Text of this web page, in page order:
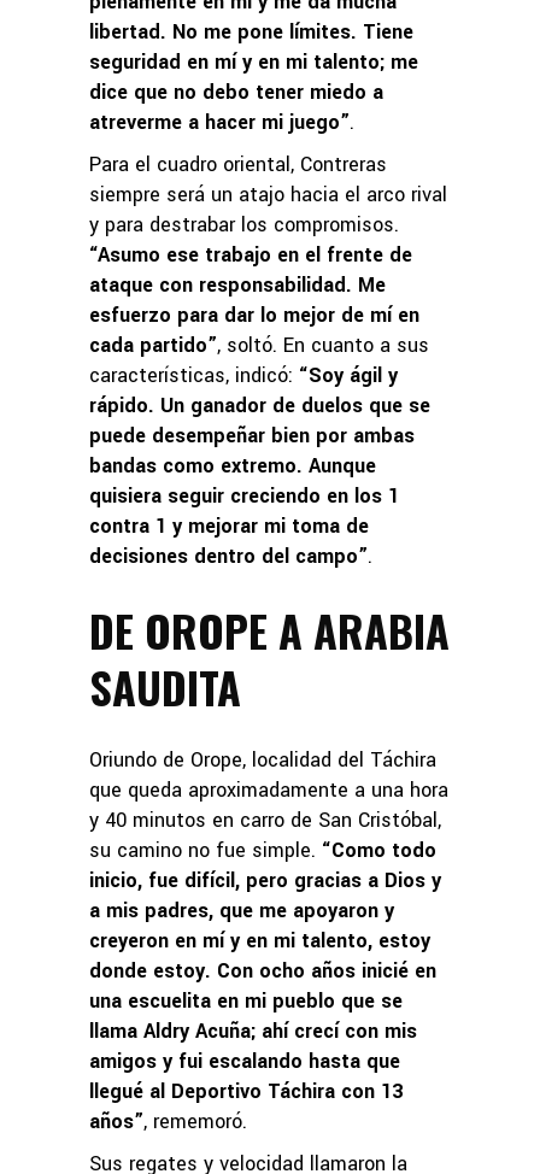
libertad. No me pone límites. Tiene
seguridad en mí y en mi talento; me
dice que no debo tener miedo a
atreverme a hacer mi juego”.
Para el cuadro oriental, Contreras
siempre será un atajo hacia el arco rival
y para destrabar los compromisos.
“Asumo ese trabajo en el frente de
ataque con responsabilidad. Me
esfuerzo para dar lo mejor de mí en
cada partido”, soltó. En cuanto a sus
características, indicó: “Soy ágil y
rápido. Un ganador de duelos que se
puede desempeñar bien por ambas
bandas como extremo. Aunque
quisiera seguir creciendo en los 1
contra 1 y mejorar mi toma de
decisiones dentro del campo”.
DE OROPE A ARABIA
SAUDITA
Oriundo de Orope, localidad del Táchira
que queda aproximadamente a una hora
y 40 minutos en carro de San Cristóbal,
su camino no fue simple. “Como todo
inicio, fue difícil, pero gracias a Dios y
a mis padres, que me apoyaron y
creyeron en mí y en mi talento, estoy
donde estoy. Con ocho años inicié en
una escuelita en mi pueblo que se
llama Aldry Acuña; ahí crecí con mis
amigos y fui escalando hasta que
llegué al Deportivo Táchira con 13
años”, rememoró.
Sus regates y velocidad llamaron la